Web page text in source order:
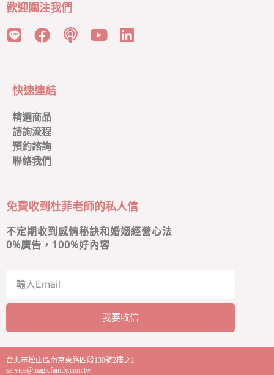
歡迎關注我們
快速連結
精選商品
諮詢流程
預約諮詢
聯絡我們
免費收到杜菲老師的私人信
不定期收到感情秘訣和婚姻經營心法
0%廣告，100%好內容
我要收信
l
t台北市松山區南京東路四段130號2樓之1
service@magicfamily.com.tw